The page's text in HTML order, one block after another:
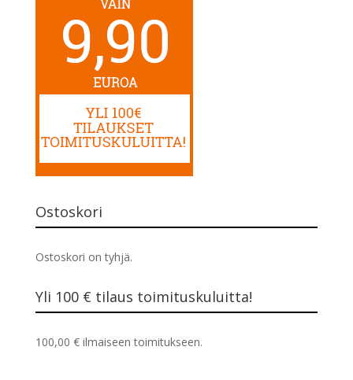
Ostoskori
Ostoskori on tyhjä.
Yli 100 € tilaus toimituskuluitta!
100,00 €ilmaiseen toimitukseen.